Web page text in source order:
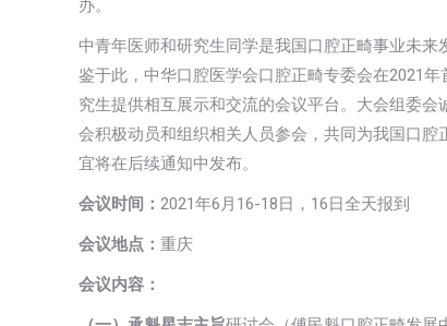
办。
中青年医师和研究生同学是我国口腔正畸事业未来
鉴于此，中华口腔医学会口腔正畸专委会在2021
究生提供相互展示和交流的会议平台。大会组委
会积极动员和组织相关人员参会，共同为我国口
宜将在后续通知中发布。
会议时间： 2021年6月16-18日，16日全天报到
会议地点： 重庆
会议内容：